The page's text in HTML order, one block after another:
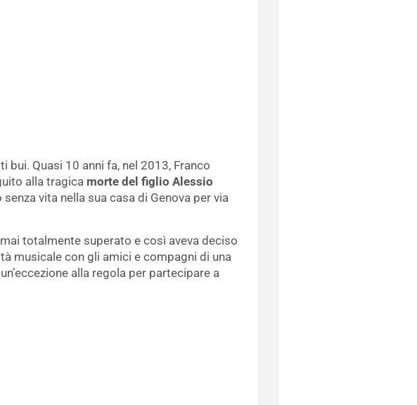
Quasi 10 anni fa, nel 2013, Franco
alla tragica morte del figlio Alessio
vita nella sua casa di Genova per via
totalmente superato e così aveva deciso
musicale con gli amici e compagni di una
alla regola per partecipare a